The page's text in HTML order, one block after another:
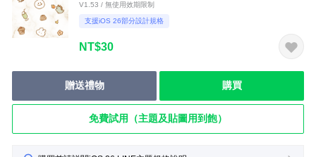
V1.53 / 無使用效期限制
支援iOS 26部分設計規格
NT$30
贈送禮物 購買
免費試用（主題及貼圖用到飽）